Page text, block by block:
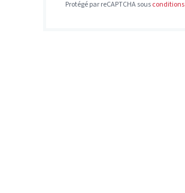
Protégé par reCAPTCHA sousconditions